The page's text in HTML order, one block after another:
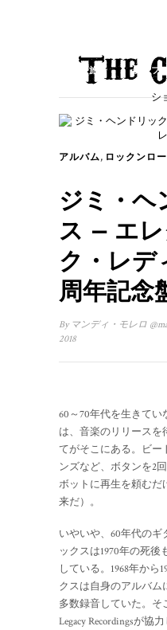
旅行 ライフ
シ
アルバム, ロックンロ
ジミ・ヘ
ス – エ
ク・レデ
周年記念
By マンディ・モレロ
2018
60～70年代を生きて
は、音楽のリリース
てがそこにある。ビー
ンズなど、ボタンを2
ボットに再生を頼むだ
来だ）。
いやいや、60年代のギ
ックスは1970年の死
している。1968年から
クスは自身のアルバム
多数録音していた。そ
Legacy Recordingsが協力